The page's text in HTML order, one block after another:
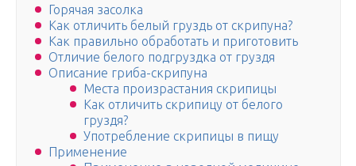
Горячая засолка
Как отличить белый груздь от скрипуна?
Как правильно обработать и приготовить
Отличие белого подгруздка от груздя
Описание гриба-скрипуна
Места произрастания скрипицы
Как отличить скрипицу от белого
груздя?
Употребление скрипицы в пищу
Применение